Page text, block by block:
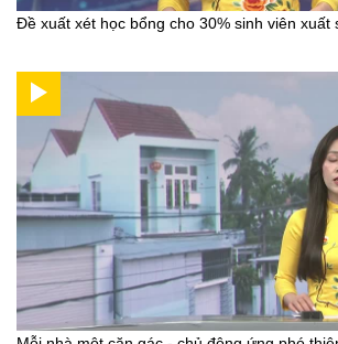
Đề xuất xét học bổng cho 30% sinh viên xuất